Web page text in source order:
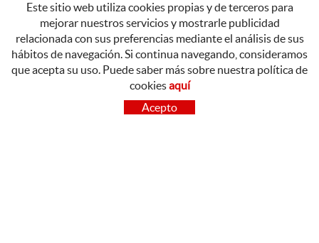
CONTACTO
Este sitio web utiliza cookies propias y de terceros para
mejorar nuestros servicios y mostrarle publicidad
relacionada con sus preferencias mediante el análisis de sus
hábitos de navegación. Si continua navegando, consideramos
que acepta su uso. Puede saber más sobre nuestra política de
cookiesaquí
Acepto